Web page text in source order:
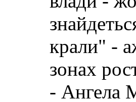
крали" -
зонах
- Ангела